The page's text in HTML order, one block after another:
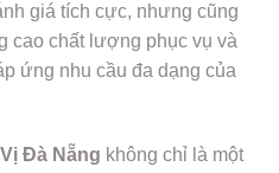
giá tích cực, nhưng cũng
cao chất lượng phục vụ và
ứng nhu cầu đa dạng của
Đà Nẵng không chỉ là một